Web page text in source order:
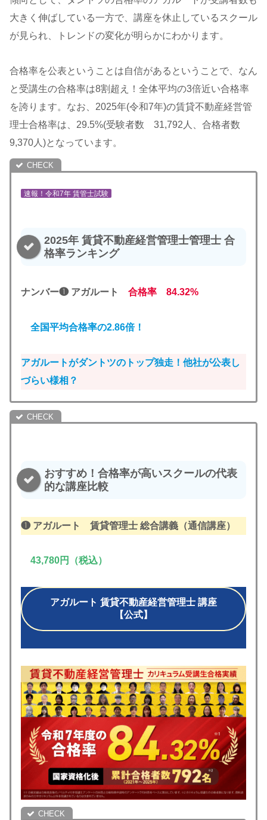
大きく伸ばしている一方で、講座を休止しているスクール
が見られ、トレンドの変化が明らかにわかります。
合格率を公表ということは自信があるということで、なん
と受講生の合格率は8割超え！全体平均の3倍近い合格率
を誇ります。なお、2025年(令和7年)の賃貸不動産経営管
理士合格率は、29.5%(受験者数 31,792人、合格者数
9,370人)となっています。
速報！令和7年 賃管士試験
2025年 賃貸不動産経営管理士管理士 合
格率ランキング
ナンバー❶ アガルート 合格率 84.32%
全国平均合格率の2.86倍！
アガルートがダントツのトップ独走！他社が公表し
づらい様相？
おすすめ！合格率が高いスクールの代表
的な講座比較
❶ アガルート 賃貸管理士 総合講義（通信講座）
43,780円（税込）
アガルート 賃貸不動産経営管理士 講座
【公式】